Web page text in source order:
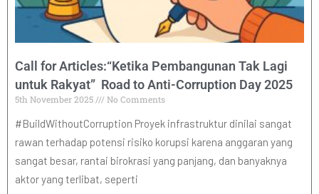
Call for Articles:“Ketika Pembangunan Tak Lagi
untuk Rakyat” Road to Anti-Corruption Day 2025
5th November 2025 No Comments
#BuildWithoutCorruption Proyek infrastruktur dinilai sangat
rawan terhadap potensi risiko korupsi karena anggaran yang
sangat besar, rantai birokrasi yang panjang, dan banyaknya
aktor yang terlibat, seperti